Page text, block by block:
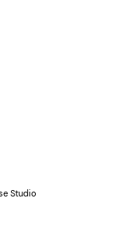
Studio